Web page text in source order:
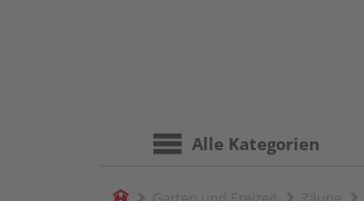
Alle Kategorien
Home